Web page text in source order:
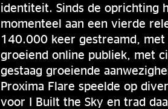
identiteit. Sinds de oprichting
momenteel aan een vierde
140.000 keer gestreamd, met
groeiend online publiek, met
gestaag groeiende
Proxima Flare speelde op
voor I Built the Sky en trad